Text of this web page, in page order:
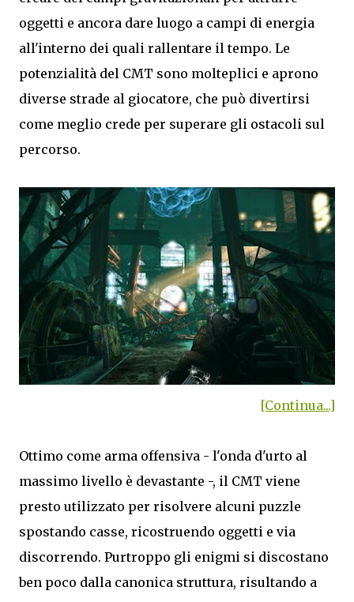
oggetti e ancora dare luogo a campi di energia
all'interno dei quali rallentare il tempo. Le
potenzialità del CMT sono molteplici e aprono
diverse strade al giocatore, che può divertirsi
come meglio crede per superare gli ostacoli sul
percorso.
[Continua...]
Ottimo come arma offensiva - l'onda d'urto al
massimo livello è devastante -, il CMT viene
presto utilizzato per risolvere alcuni puzzle
spostando casse, ricostruendo oggetti e via
discorrendo. Purtroppo gli enigmi si discostano
ben poco dalla canonica struttura, risultando a